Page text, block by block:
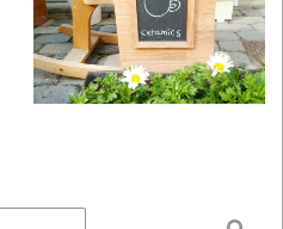
READ MORE